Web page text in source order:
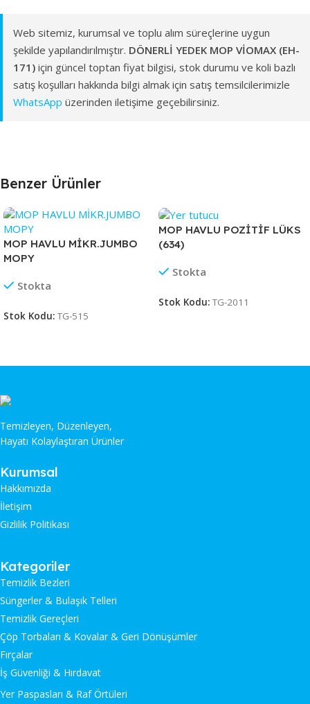
Web sitemiz, kurumsal ve toplu alım süreçlerine uygun
şekilde yapılandırılmıştır. DÖNERLİ YEDEK MOP VİOMAX (EH-
171) için güncel toptan fiyat bilgisi, stok durumu ve koli bazlı
satış koşulları hakkında bilgi almak için satış temsilcilerimizle
WhatsApp üzerinden iletişime geçebilirsiniz.
Benzer Ürünler
MOP HAVLU MİKR.JUMBO
MOPY
Stokta
Stok Kodu: TG-515
MOP HAVLU POZİTİF LÜKS
(634)
Stokta
Stok Kodu: TG-2011
Temizleyen, Düzenleyen,
Hayatı Kolaylaştıran Ürünler
Kurumsal
Hakkımızda
İletişim
Gizlilik Politikası
Kategoriler
Temizlik Bezleri
Süngerler & Bulaşık Telleri
Temizlik Gereçleri
Çöp Torbaları & Kovalar & Geri Dönüşümler
Fırçalar
İş Güvenliği & Hırdavat
Yer Paspasları & Raf Örtüleri